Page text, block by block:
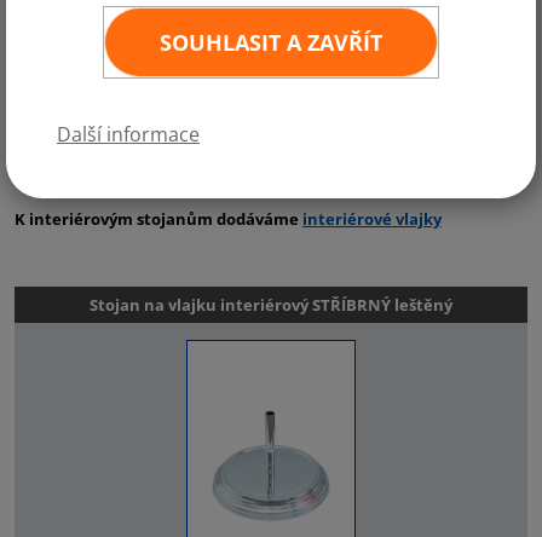
SOUHLASIT A ZAVŘÍT
Další informace
Stojany na vlajky jsou vhodné do interiérů škol, na meetingy, kongresy i
do soukromých firem. Mimo vlajek z naší stálé nabídky Vám na tyto
vlajkové stojany můžeme vyrobit na míru i firemní vlajky, interiérové
Více informací
K interiérovým stojanům dodáváme interiérové vlajky
Stojan na vlajku interiérový STŘÍBRNÝ leštěný